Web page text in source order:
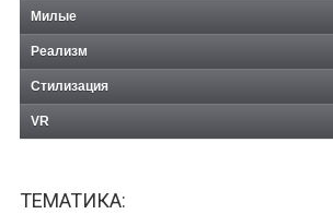
Милые
Реализм
Стилизация
VR
ТЕМАТИКА: